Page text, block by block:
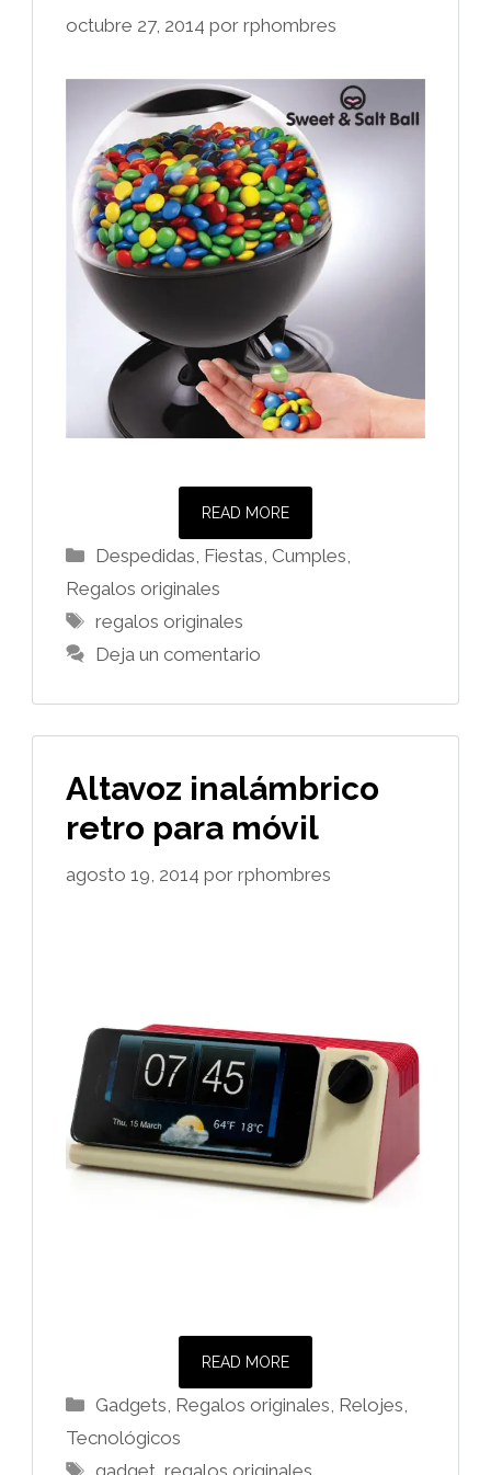
octubre 27, 2014 por rphombres
READ MORE
Categorías
Despedidas, Fiestas, Cumples,
Regalos originales
Etiquetas
regalos originales
Deja un comentario
Altavoz inalámbrico
retro para móvil
agosto 19, 2014 por rphombres
READ MORE
Categorías
Gadgets Regalos originales Relojes
Tecnológicos
Etiquetas
gadget ,regalos originales